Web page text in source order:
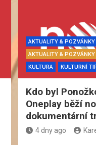
AKTUALITY & POZVÁNKY
AKTUALITY & POZVÁNKY
KULTURA
KULTURNÍ
Kdo byl
Oneplay běží
dokumentární
4 dny ago